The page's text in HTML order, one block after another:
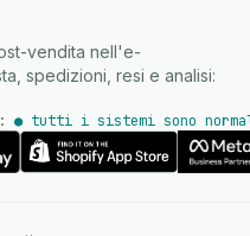
vendita nell'e-
spedizioni, resi e analisi:
● tutti i sistemi sono